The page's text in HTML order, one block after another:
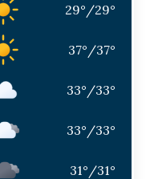
29° /29°
37° /37°
33° /33°
33° /33°
31° /31°